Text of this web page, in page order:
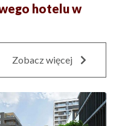
hotelu w
Zobacz więcej